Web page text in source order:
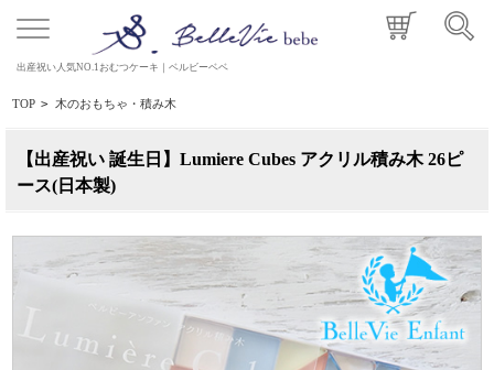
出産祝い人気NO.1おむつケーキ｜ベルビーベベ
TOP > 木のおもちゃ・積み木
【出産祝い 誕生日】Lumiere Cubes アクリル積み木 26ピ
ース(日本製)